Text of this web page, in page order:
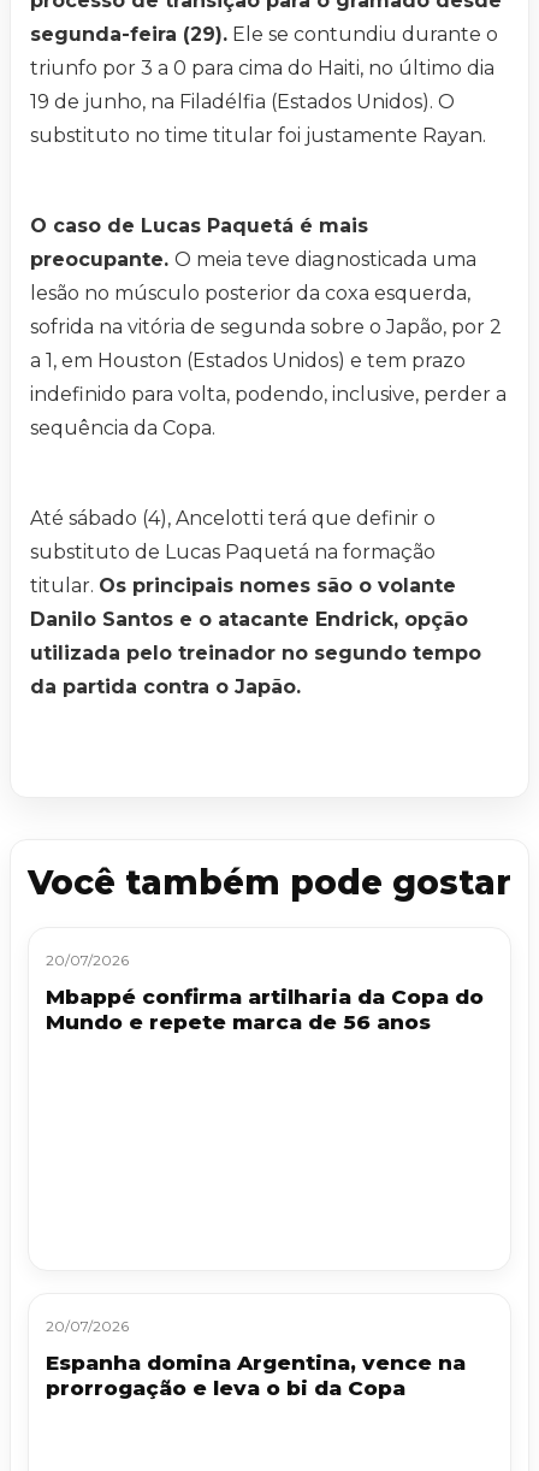
segunda-feira (29). Ele se contundiu durante o
triunfo por 3 a 0 para cima do Haiti, no último dia
19 de junho, na Filadélfia (Estados Unidos). O
substituto no time titular foi justamente Rayan.
O caso de Lucas Paquetá é mais
preocupante. O meia teve diagnosticada uma
lesão no músculo posterior da coxa esquerda,
sofrida na vitória de segunda sobre o Japão, por 2
a 1, em Houston (Estados Unidos) e tem prazo
indefinido para volta, podendo, inclusive, perder a
sequência da Copa.
Até sábado (4), Ancelotti terá que definir o
substituto de Lucas Paquetá na formação
titular. Os principais nomes são o volante
Danilo Santos e o atacante Endrick, opção
utilizada pelo treinador no segundo tempo
da partida contra o Japão.
Você também pode gostar
20/07/2026
Mbappé confirma artilharia da Copa do
Mundo e repete marca de 56 anos
20/07/2026
Espanha domina Argentina, vence na
prorrogação e leva o bi da Copa